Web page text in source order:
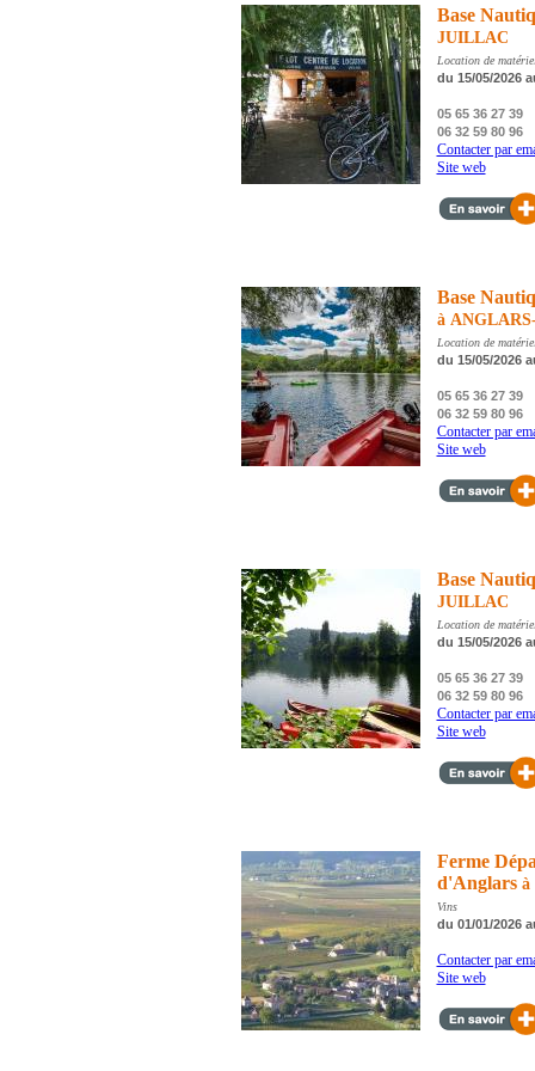
Base
JUILLAC
Location de
du 15/05/2026
05 65 36 27 39
06 32 59 80 96
Contacter par
Site web
Base
à
Location de
du 15/05/2026
05 65 36 27 39
06 32 59 80 96
Contacter par
Site web
Base
JUILLAC
Location de
du 15/05/2026
05 65 36 27 39
06 32 59 80 96
Contacter par
Site web
Ferme
d'Anglars à
Vins
du 01/01/2026
Contacter par
Site web